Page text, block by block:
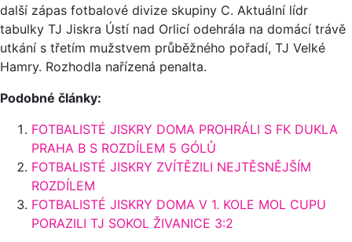
další zápas fotbalové divize skupiny C. Aktuální lídr
tabulky TJ Jiskra Ústí nad Orlicí odehrála na domácí trávě
utkání s třetím mužstvem průběžného pořadí, TJ Velké
Hamry. Rozhodla nařízená penalta.
Podobné články:
FOTBALISTÉ JISKRY DOMA PROHRÁLI S FK DUKLA
PRAHA B S ROZDÍLEM 5 GÓLŮ
FOTBALISTÉ JISKRY ZVÍTĚZILI NEJTĚSNĚJŠÍM
ROZDÍLEM
FOTBALISTÉ JISKRY DOMA V 1. KOLE MOL CUPU
PORAZILI TJ SOKOL ŽIVANICE 3:2